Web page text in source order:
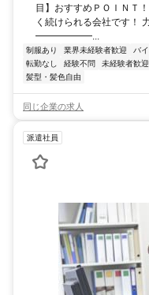
目】おすすめＰＯＩＮＴ
く続けられる会社です！
━━━━━━...
制服あり 業界未経験者歓迎 バ
転勤なし
経験不問 未経験者歓迎
髪型・髪色自由
同じ企業の求人
派遣社員